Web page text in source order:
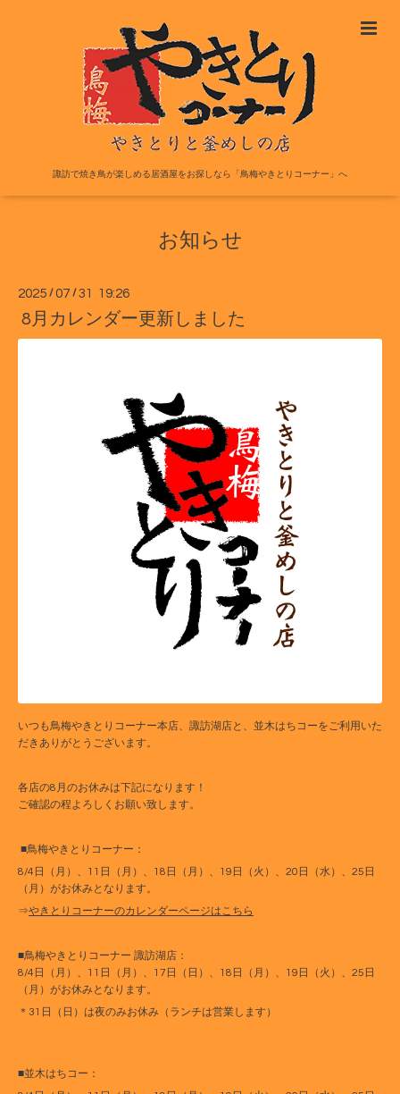
諏訪で焼き鳥が楽しめる居酒屋をお探しなら「鳥梅やきとりコーナー」へ
お知らせ
2025 /07 /31 19:26
8月カレンダー更新しました
いつも鳥梅やきとりコーナー本店、諏訪湖店と、並木はちコーをご利用いた
だきありがとうございます。
各店の8月のお休みは下記になります！
ご確認の程よろしくお願い致します。
■鳥梅やきとりコーナー：
8/4日（月）、11日（月）、18日（月）、19日（火）、20日（水）、25日
（月）がお休みとなります。
⇒やきとりコーナーのカレンダーページはこちら
■鳥梅やきとりコーナー 諏訪湖店：
8/4日（月）、11日（月）、17日（日）、18日（月）、19日（火）、25日
（月）がお休みとなります。
＊31日（日）は夜のみお休み（ランチは営業します）
■並木はちコー：